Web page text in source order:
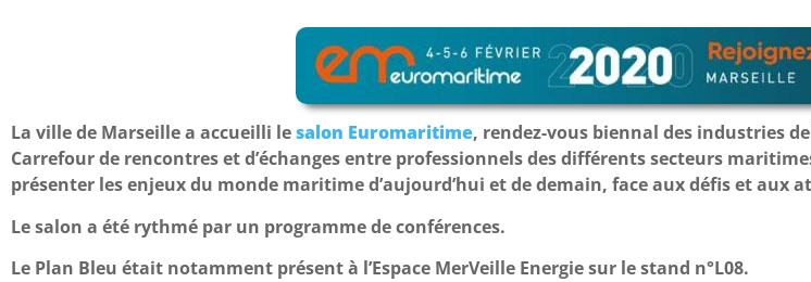
La ville de Marseille a accueilli lesalon Euromaritime, rendez-vous biennal des industries
Carrefour de rencontres et d’échanges entre professionnels des différents secteurs
présenter les enjeux du monde maritime d’aujourd’hui et de demain, face aux défis et aux
Le salon a été rythmé par un programme de conférences.
Le Plan Bleu était notamment présent à l’Espace MerVeille Energie sur le stand n°L08.